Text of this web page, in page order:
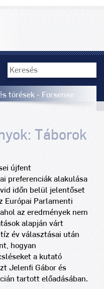
törések - Forsense
Táborok
újfent
preferenciák alakulása
időn belül jelentőset
Európai Parlamenti
az eredmények nem
alapján várt
év választásai után
hogyan
a kutató
Jelenfi Gábor és
tartott előadásában.